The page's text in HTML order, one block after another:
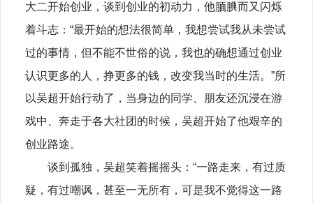
大二开始创业，谈到创业的初动力，他腼腆而又闪烁
着斗志：“最开始的想法很简单，我想尝试我从未尝试
过的事情，但不能不世俗的说，我也的确想通过创业
认识更多的人，挣更多的钱，改变我当时的生活。”所
以吴超开始行动了，当身边的同学、朋友还沉浸在游
戏中、奔走于各大社团的时候，吴超开始了他艰辛的
创业路途。
谈到孤独，吴超笑着摇摇头：“一路走来，有过质
疑，有过嘲讽，甚至一无所有，可是我不觉得这一路